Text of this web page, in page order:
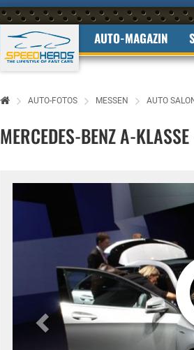
AUTO-MAGAZIN
AUTO-FOTOS MESSEN AUTO
MERCEDES-BENZ A-